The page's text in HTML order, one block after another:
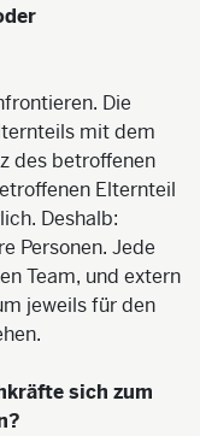
Die
mit dem
des betroffenen
Elternteil
Deshalb:
Personen. Jede
Team, und extern
jeweils für den
sich zum